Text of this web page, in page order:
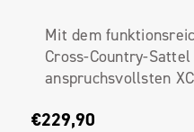
Mit dem
Cross-Country-
anspruchsvollsten
€229,90